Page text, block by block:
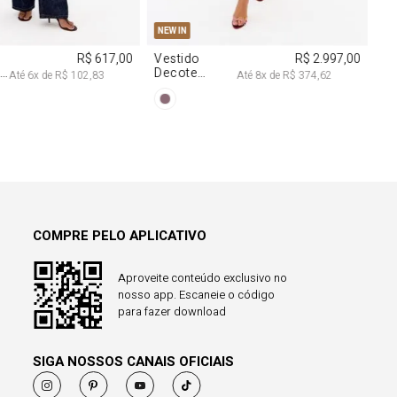
G
R$ 2.997,00
8x deR$ 374,62
COMPRE PELO APLICATIVO
Aproveite conteúdo exclusivo no
nosso app. Escaneie o código
para fazer download
SIGA NOSSOS CANAIS OFICIAIS